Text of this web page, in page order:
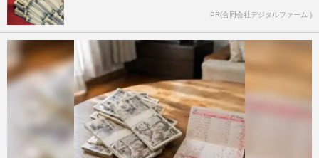
PR(合同会社デジタルファーム )